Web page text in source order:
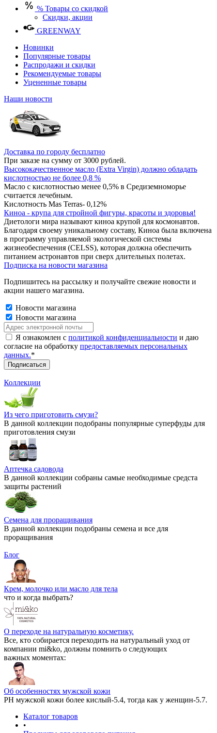
% Товары со скидкой
Скидки, акции
GREENWAY
Новинки
Популярные товары
Распродажи и скидки
Рекомендуемые товары
Уцененные товары
Наши новости
Доставка по городу бесплатно
При заказе на сумму от 3000 рублей.
Высококачественное масло (Extra Virgin) должно обладать
кислотностью не более 0,8 %
Масло с кислотностью менее 0,5% в Средиземноморье
считается лечебным.
Кислотность Mas Terras- 0,12%
Киноа - крупа для стройной фигуры, красоты и здоровья!
Диетологи мира называют киноа крупой для космонавтов.
Благодаря своему уникальному составу, Киноа была включена
в программу управляемой экологической системы
жизнеобеспечения (CELSS), которая должна обеспечить
питанием астронавтов при сверх длительных полетах.
Подписка на новости магазина
Подпишитесь на рассылку и получайте свежие новости и
акции нашего магазина.
Новости магазина
Новости магазина
Я ознакомлен с политикой конфиденциальности и даю
согласие на обработку предоставляемых персональных
данных.*
Коллекции
Из чего приготовить смузи?
В данной коллекции подобраны популярные суперфуды для
приготовления смузи
Аптечка садовода
В данной коллекции собраны самые необходимые средста
защиты растений
Семена для проращивания
В данной коллекции подобраны семена и все для
проращивания
Блог
Крем, молочко или масло для тела
что и когда выбрать?
О переходе на натуральную косметику.
Все, кто собирается переходить на натуральный уход от
компании mi&ko, должны помнить о следующих
важных моментах:
Об особенностях мужской кожи
РН мужской кожи более кислый-5.4, тогда как у женщин-5.7.
Каталог товаров
•